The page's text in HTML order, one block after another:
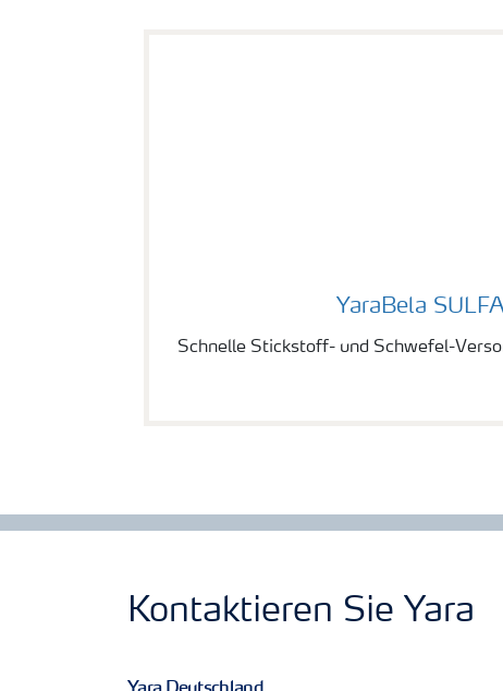
YaraBela
Schnelle Stickstoff- und Schwefel-
Kontaktieren Sie Yara